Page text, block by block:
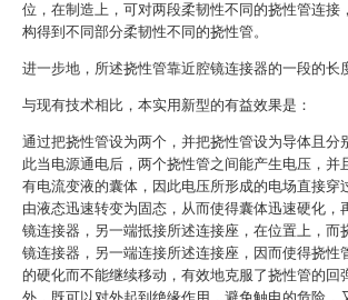
位，在制造上，可对两段柔韧性不同的挠性管连接
构得到不同部分柔韧性不同的挠性管。
进一步地，所述挠性管靠近腔镜连接器的一段的长
与现有技术相比，本实用新型的有益效果是：
通过把挠性管设为两个，并把挠性管设为导体且分
此当电源通电后，两个挠性管之间能产生电压，并
有电流变液的囊体，因此电压所形成的电场直接穿
由液态迅速转变为固态，从而使得囊体迅速硬化，
镜连接器，另一端抵接所述连接座，在位置上，而
镜连接器，另一端连接所述连接座，因而使得挠性
的硬化而不能继续移动，有效地克服了挠性管的回